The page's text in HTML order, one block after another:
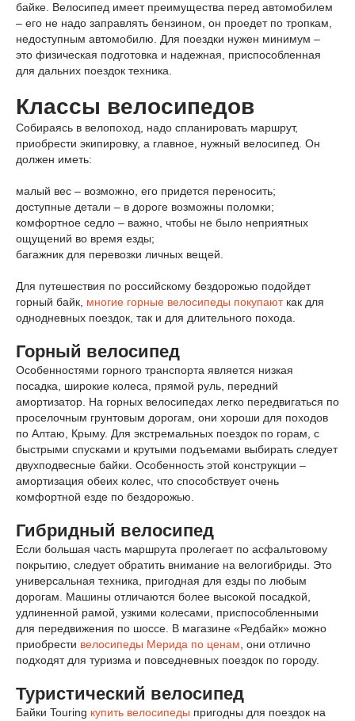
байке. Велосипед имеет преимущества перед автомобилем
– его не надо заправлять бензином, он проедет по тропкам,
недоступным автомобилю. Для поездки нужен минимум –
это физическая подготовка и надежная, приспособленная
для дальних поездок техника.
Классы велосипедов
Собираясь в велопоход, надо спланировать маршрут,
приобрести экипировку, а главное, нужный велосипед. Он
должен иметь:
малый вес – возможно, его придется переносить;
доступные детали – в дороге возможны поломки;
комфортное седло – важно, чтобы не было неприятных
ощущений во время езды;
багажник для перевозки личных вещей.
Для путешествия по российскому бездорожью подойдет
горный байк, многие горные велосипеды покупаюткак для
однодневных поездок, так и для длительного похода.
Горный велосипед
Особенностями горного транспорта является низкая
посадка, широкие колеса, прямой руль, передний
амортизатор. На горных велосипедах легко передвигаться по
проселочным грунтовым дорогам, они хороши для походов
по Алтаю, Крыму. Для экстремальных поездок по горам, с
быстрыми спусками и крутыми подъемами выбирать следует
двухподвесные байки. Особенность этой конструкции –
амортизация обеих колес, что способствует очень
комфортной езде по бездорожью.
Гибридный велосипед
Если большая часть маршрута пролегает по асфальтовому
покрытию, следует обратить внимание на велогибриды. Это
универсальная техника, пригодная для езды по любым
дорогам. Машины отличаются более высокой посадкой,
удлиненной рамой, узкими колесами, приспособленными
для передвижения по шоссе. В магазине «Редбайк» можно
приобрести велосипеды Мерида по ценам , они отлично
подходят для туризма и повседневных поездок по городу.
Туристический велосипед
Байки Touring купить велосипеды пригодны для поездок на